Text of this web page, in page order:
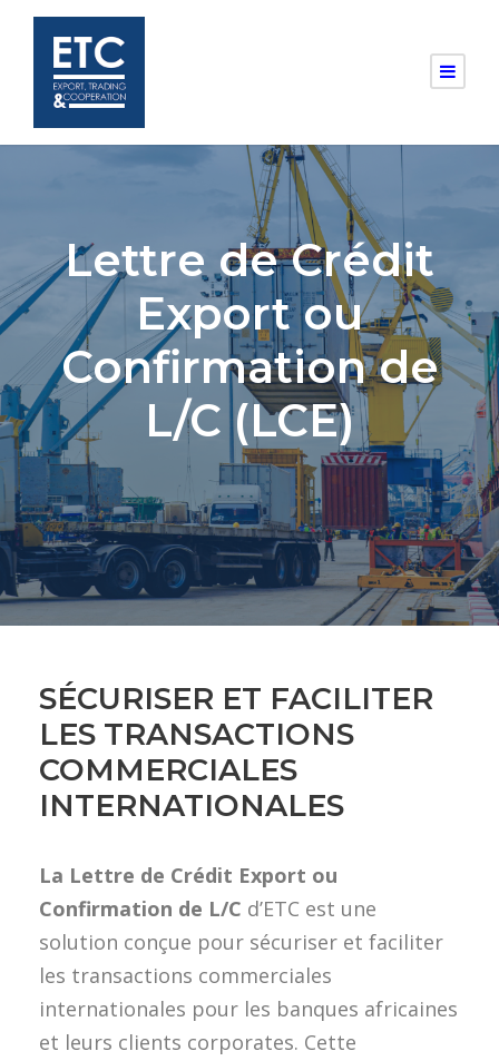
Lettre de Crédit
Export ou
Confirmation de
L/C (LCE)
SÉCURISER ET FACILITER
LES TRANSACTIONS
COMMERCIALES
INTERNATIONALES
La Lettre de Crédit Export ou
Confirmation de L/C d’ETC est une
solution conçue pour sécuriser et faciliter
les transactions commerciales
internationales pour les banques africaines
et leurs clients corporates. Cette